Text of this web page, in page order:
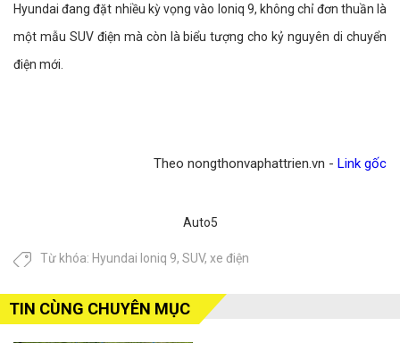
Hyundai đang đặt nhiều kỳ vọng vào Ioniq 9, không chỉ đơn thuần là
một mẫu SUV điện mà còn là biểu tượng cho kỷ nguyên di chuyển
điện mới.
Theo nongthonvaphattrien.vn - Link gốc
Auto5
Từ khóa: Hyundai Ioniq 9, SUV, xe điện
TIN CÙNG CHUYÊN MỤC